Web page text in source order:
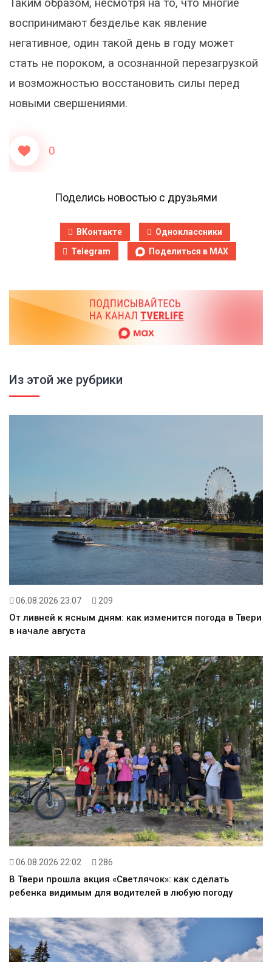
Таким образом, несмотря на то, что многие
воспринимают безделье как явление
негативное, один такой день в году может
стать не пороком, а осознанной перезагрузкой
и возможностью восстановить силы перед
новыми свершениями.
0
Поделись новостью с друзьями
ВКонтакте
Одноклассники
Telegram
Поделиться в MAX
Из этой же рубрики
06.08.2026 23:07 209
От ливней к ясным дням: как изменится погода в Твери
в начале августа
06.08.2026 22:02 286
В Твери прошла акция «Светлячок»: как сделать
ребенка видимым для водителей в любую погоду